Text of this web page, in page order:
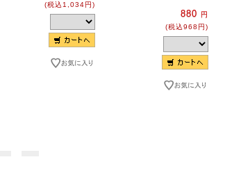
(税込1,034円)
880
円
(税込968円)